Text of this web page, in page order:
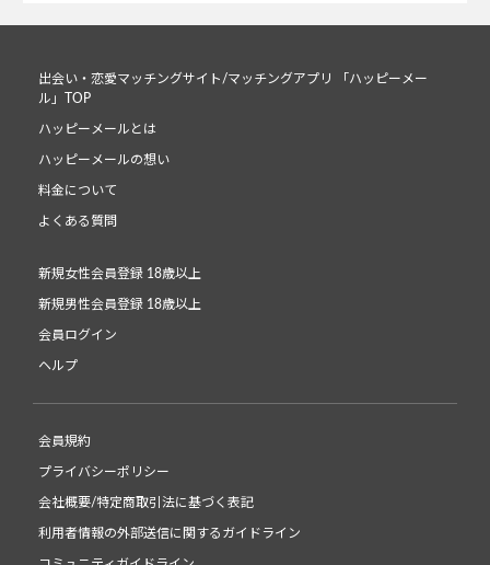
出会い・恋愛マッチングサイト/マッチングアプリ 「ハッピーメー
ル」TOP
ハッピーメールとは
ハッピーメールの想い
料金について
よくある質問
新規女性会員登録 18歳以上
新規男性会員登録 18歳以上
会員ログイン
ヘルプ
会員規約
プライバシーポリシー
会社概要/特定商取引法に基づく表記
利用者情報の外部送信に関するガイドライン